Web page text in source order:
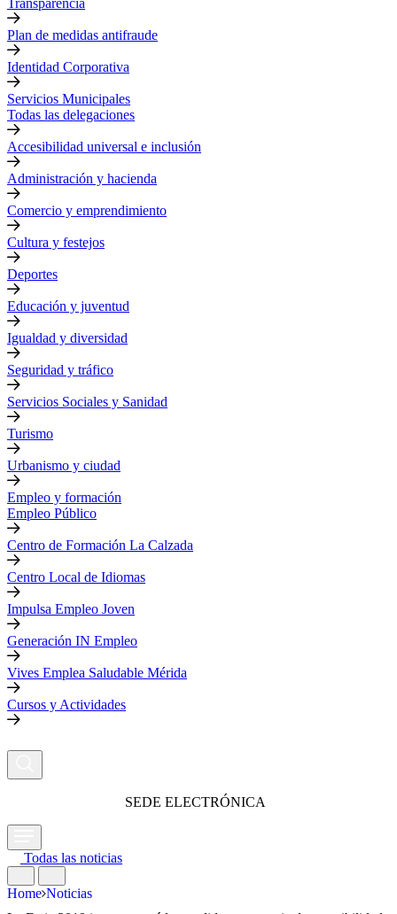
Transparencia
Plan de medidas antifraude
Identidad Corporativa
Servicios Municipales
Todas las delegaciones
Accesibilidad universal e inclusión
Administración y hacienda
Comercio y emprendimiento
Cultura y festejos
Deportes
Educación y juventud
Igualdad y diversidad
Seguridad y tráfico
Servicios Sociales y Sanidad
Turismo
Urbanismo y ciudad
Empleo y formación
Empleo Público
Centro de Formación La Calzada
Centro Local de Idiomas
Impulsa Empleo Joven
Generación IN Empleo
Vives Emplea Saludable Mérida
Cursos y Actividades
SEDE ELECTRÓNICA
Todas las noticias
Home Noticias